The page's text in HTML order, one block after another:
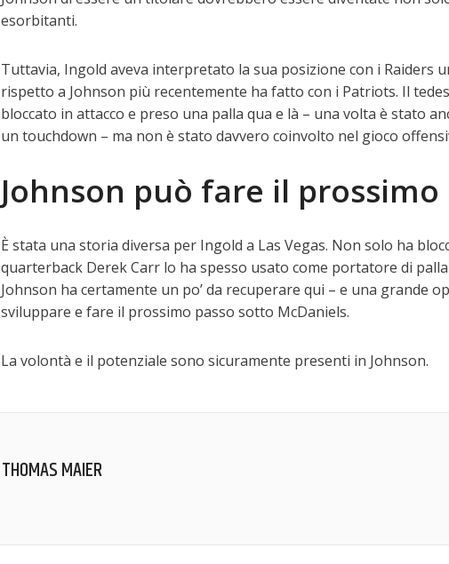
esorbitanti.
Tuttavia, Ingold aveva interpretato la sua posizione con i Raiders
rispetto a Johnson più recentemente ha fatto con i Patriots. Il
bloccato in attacco e preso una palla qua e là – una volta è stato
un touchdown – ma non è stato davvero coinvolto nel gioco
Johnson può fare il prossimo
È stata una storia diversa per Ingold a Las Vegas. Non solo ha
quarterback Derek Carr lo ha spesso usato come portatore di
Johnson ha certamente un po’ da recuperare qui – e una grande
sviluppare e fare il prossimo passo sotto McDaniels.
La volontà e il potenziale sono sicuramente presenti in Johnson.
THOMAS MAIER